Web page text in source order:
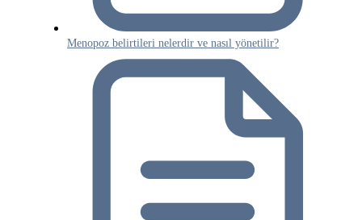
Menopoz belirtileri nelerdir ve nasıl yönetilir?